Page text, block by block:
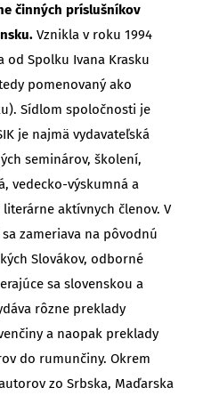
činných príslušníkov
Vznikla v roku 1994
od Spolku Ivana Krasku
pomenovaný ako
Sídlom spoločnosti je
je najmä vydavateľská
seminárov, školení,
vedecko-výskumná a
aktívnych členov. V
zameriava na pôvodnú
Slovákov, odborné
sa slovenskou a
rôzne preklady
a naopak preklady
do rumunčiny. Okrem
zo Srbska, Maďarska